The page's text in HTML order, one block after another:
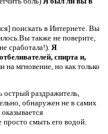
поискать в Интернете. Вы
также не поверите,
сработала!). Я
спирта и,
на мгновение, но как только
острый раздражитель,
обнаружен не в самих
смыть его водой.